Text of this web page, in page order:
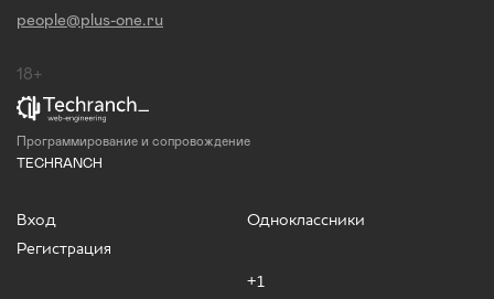
people@plus-one.ru
18+
Программирование и сопровождение
TECHRANCH
Вход
Регистрация
Одноклассники
+1